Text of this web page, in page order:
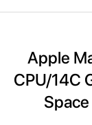
Apple
CPU/14C